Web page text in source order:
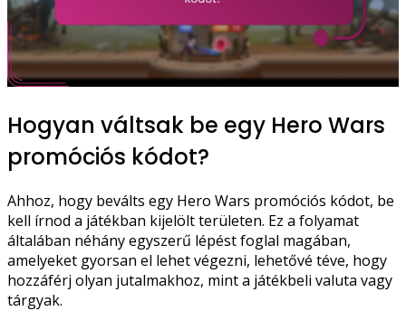
Hogyan váltsak be egy Hero Wars
promóciós kódot?
Ahhoz, hogy beválts egy Hero Wars promóciós kódot, be
kell írnod a játékban kijelölt területen. Ez a folyamat
általában néhány egyszerű lépést foglal magában,
amelyeket gyorsan el lehet végezni, lehetővé téve, hogy
hozzáférj olyan jutalmakhoz, mint a játékbeli valuta vagy
tárgyak.